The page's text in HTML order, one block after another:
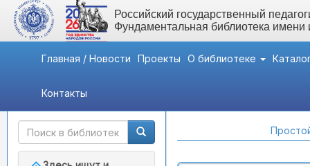
Российский государственный
Фундаментальная библиотека
Главная / Новости Проекты О библиотеке
Контакты
Быстрый доступ